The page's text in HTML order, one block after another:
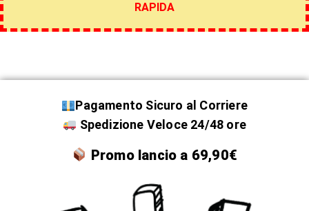
RAPIDA
Pagamento Sicuro al Corriere
Spedizione Veloce 24/48 ore
Promo lancio a 69,90€